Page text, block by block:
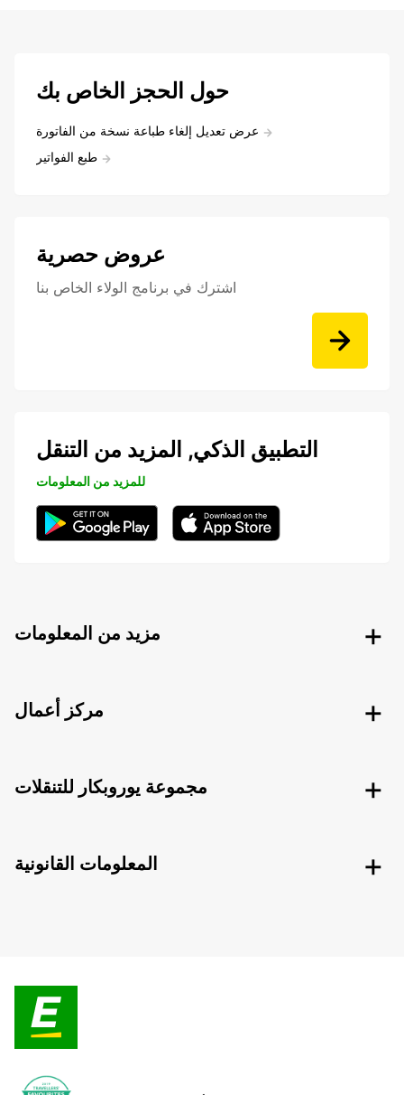
حول الحجز الخاص بك
عرض تعديل إلغاء طباعة نسخة من الفاتورة
طبع الفواتير
عروض حصرية
اشترك في برنامج الولاء الخاص بنا
التطبيق الذكي, المزيد من التنقل
للمزيد من المعلومات
مزيد من المعلومات
مركز أعمال
مجموعة يوروبكار للتنقلات
المعلومات القانونية